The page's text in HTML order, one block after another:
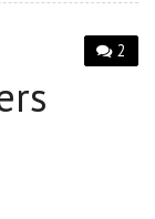
2